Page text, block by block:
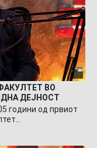
ВО
ДЕЈНОСТ
години од првиот